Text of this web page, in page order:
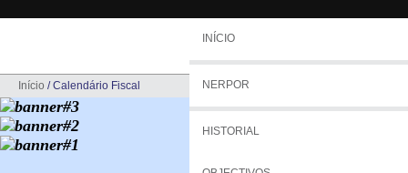
INÍCIO
NERPOR
HISTORIAL
Início /Calendário Fiscal